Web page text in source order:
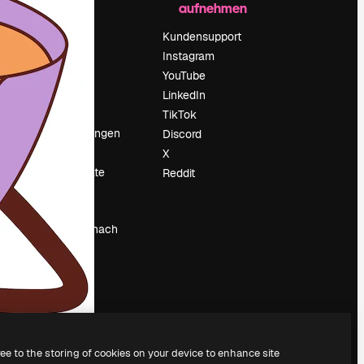
Preise
Über uns
Reviews
Karriere
Suchtrends
Blog
Veranstaltungen
Deine Inhalte
Pressesaal
Suchst du nach
magnific.ai
aufnehmen
Kundensupport
Instagram
YouTube
LinkedIn
TikTok
Discord
X
Reddit
to the storing of cookies on your device to enhance site